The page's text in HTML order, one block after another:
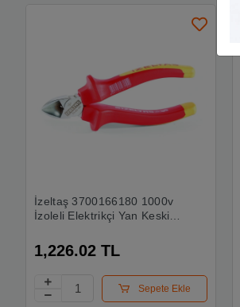
İzeltaş 3700166180 1000v
İzoleli Elektrikçi Yan Keski
1,226.02 TL
Sepete Ekle